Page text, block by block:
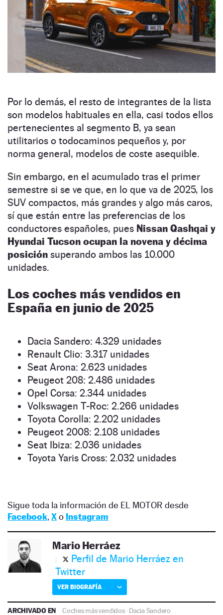
Por lo demás, el resto de integrantes de la lista
son modelos habituales en ella, casi todos ellos
pertenecientes al segmento B, ya sean
utilitarios o todocaminos pequeños y, por
norma general, modelos de coste asequible.
Sin embargo, en el acumulado tras el primer
semestre si se ve que, en lo que va de 2025, los
SUV compactos, más grandes y algo más caros,
sí que están entre las preferencias de los
conductores españoles, pues Nissan Qashqai y
Hyundai Tucson ocupan la novena y décima
posición superando ambos las 10.000
unidades.
Los coches más vendidos en
España en junio de 2025
Dacia Sandero: 4.329 unidades
Renault Clio: 3.317 unidades
Seat Arona: 2.623 unidades
Peugeot 208: 2.486 unidades
Opel Corsa: 2.344 unidades
Volkswagen T-Roc: 2.266 unidades
Toyota Corolla: 2.202 unidades
Peugeot 2008: 2.108 unidades
Seat Ibiza: 2.036 unidades
Toyota Yaris Cross: 2.032 unidades
Sigue toda la información de EL MOTOR desde
Facebook, Xo Instagram
Mario Herráez
Perfil de Mario Herráez en
Twitter
VER BIOGRAFÍA
ARCHIVADO EN Coches más vendidos· Dacia Sandero